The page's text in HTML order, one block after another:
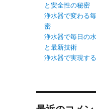
と安全性の秘密
浄水器で変わる
密
浄水器で毎日の
と最新技術
浄水器で実現す